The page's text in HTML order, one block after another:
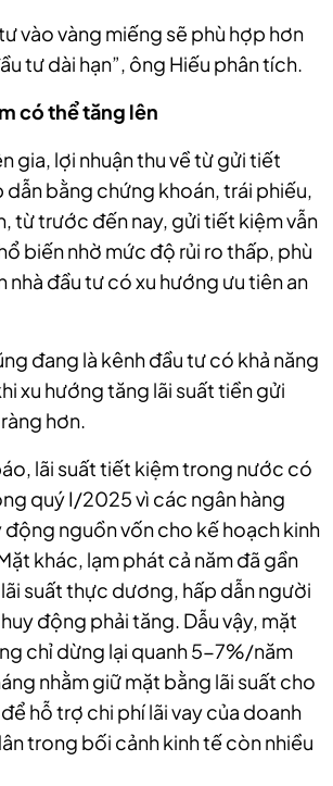
vào vàng miếng sẽ phù hợp hơn
tư dài hạn”, ông Hiếu phân tích.
có thể tăng lên
gia, lợi nhuận thu về từ gửi tiết
dẫn bằng chứng khoán, trái phiếu,
từ trước đến nay, gửi tiết kiệm vẫn
biến nhờ mức độ rủi ro thấp, phù
nhà đầu tư có xu hướng ưu tiên an
đang là kênh đầu tư có khả năng
xu hướng tăng lãi suất tiền gửi
hơn.
lãi suất tiết kiệm trong nước có
quý I/2025 vì các ngân hàng
nguồn vốn cho kế hoạch kinh
khác, lạm phát cả năm đã gần
suất thực dương, hấp dẫn người
động phải tăng. Dẫu vậy, mặt
chỉ dừng lại quanh 5-7%/năm
nhằm giữ mặt bằng lãi suất cho
hỗ trợ chi phí lãi vay của doanh
trong bối cảnh kinh tế còn nhiều